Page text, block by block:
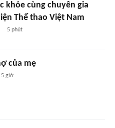
khỏe cùng chuyên gia
Thể thao Việt Nam
5 phút
của mẹ
5 giờ